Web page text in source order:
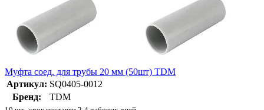
Муфта соед. для трубы 20 мм (50шт) TDM
Артикул: SQ0405-0012
Бренд:
TDM